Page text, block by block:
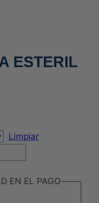
ESTERIL
Limpiar
EN EL PAGO